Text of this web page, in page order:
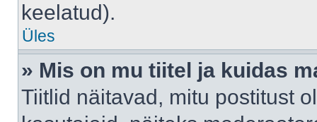
keelatud).
Üles
» Mis on mu tiitel ja kuidas
Tiitlid näitavad, mitu postitust